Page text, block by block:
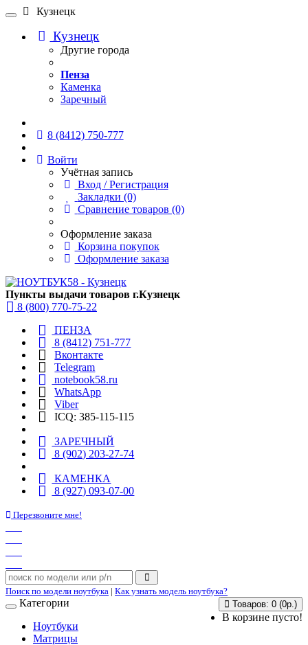
Кузнецк
Кузнецк
Другие города
Пенза
Каменка
Заречный
8 (8412) 750-777
Войти
Учётная запись
Вход / Регистрация
Закладки (0)
Сравнение товаров (0)
Оформление заказа
Корзина покупок
Оформление заказа
Пункты выдачи товаров г.Кузнецк
8 (800) 770-75-22
ПЕНЗА
8 (8412) 751-777
Вконтакте
Telegram
notebook58.ru
WhatsApp
Viber
ICQ: 385-115-115
ЗАРЕЧНЫЙ
8 (902) 203-27-74
КАМЕНКА
8 (927) 093-07-00
Перезвоните мне!
Поиск по модели ноутбука | Как узнать модель ноутбука?
Товаров: 0 (0р.)
В корзине пусто!
Категории
Ноутбуки
Матрицы